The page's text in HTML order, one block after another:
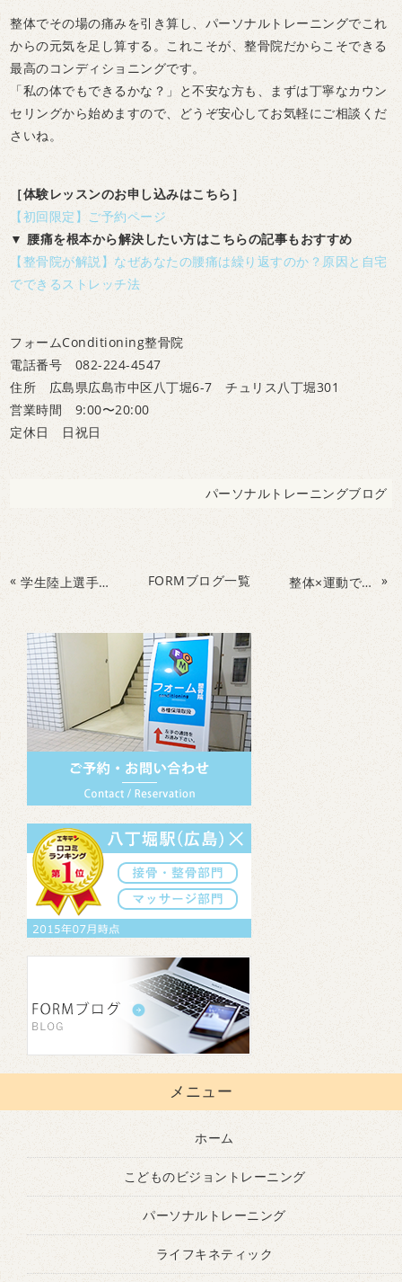
整体でその場の痛みを引き算し、パーソナルトレーニングでこれ
からの元気を足し算する。これこそが、整骨院だからこそできる
最高のコンディショニングです。
「私の体でもできるかな？」と不安な方も、まずは丁寧なカウン
セリングから始めますので、どうぞ安心してお気軽にご相談くだ
さいね。
［体験レッスンのお申し込みはこちら］
【初回限定】ご予約ページ
▼ 腰痛を根本から解決したい方はこちらの記事もおすすめ
【整骨院が解説】なぜあなたの腰痛は繰り返すのか？原因と自宅
でできるストレッチ法
フォームConditioning整骨院
電話番号 082-224-4547
住所 広島県広島市中区八丁堀6-7 チュリス八丁堀301
営業時間 9:00〜20:00
定休日 日祝日
パーソナルトレーニングブログ
« 学生陸上選手に多い「頑張りすぎ」が記録を止める？ FORMブログ一覧 整体×運動で変わる！ケガを予防しながら記録を伸ばす陸上パーソナルトレーニング »
メニュー
ホーム
こどものビジョントレーニング
パーソナルトレーニング
ライフキネティック